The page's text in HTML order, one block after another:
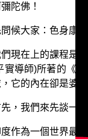
彌陀佛！
候大家：色身康
現在上的課程是
實導師)所著的《
它的內在卻是婆
，我們來先談一
度作為一個世界最